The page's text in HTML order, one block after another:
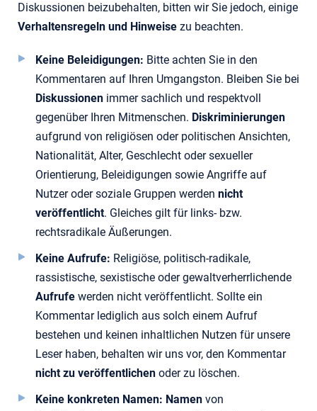
Diskussionen beizubehalten, bitten wir Sie jedoch, einige
Verhaltensregeln und Hinweise zu beachten.
Keine Beleidigungen: Bitte achten Sie in den
Kommentaren auf Ihren Umgangston. Bleiben Sie bei
Diskussionen immer sachlich und respektvoll
gegenüber Ihren Mitmenschen. Diskriminierungen
aufgrund von religiösen oder politischen Ansichten,
Nationalität, Alter, Geschlecht oder sexueller
Orientierung, Beleidigungen sowie Angriffe auf
Nutzer oder soziale Gruppen werden nicht
veröffentlicht. Gleiches gilt für links- bzw.
rechtsradikale Äußerungen.
Keine Aufrufe: Religiöse, politisch-radikale,
rassistische, sexistische oder gewaltverherrlichende
Aufrufe werden nicht veröffentlicht. Sollte ein
Kommentar lediglich aus solch einem Aufruf
bestehen und keinen inhaltlichen Nutzen für unsere
Leser haben, behalten wir uns vor, den Kommentar
nicht zu veröffentlichen oder zu löschen.
Keine konkreten Namen: Namen von